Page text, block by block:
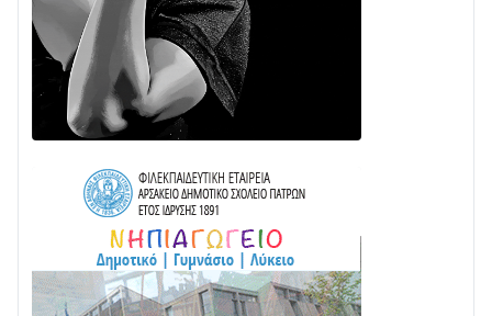
ΕΚΤΑΚΤΟ – ΝΑΥΠΑΚΤΙΑ: ΣΥΝΑΓΕΡΜΟΣ ΣΤΗΝ
ΠΥΡΟΣΒΕΣΤΙΚΗ ΓΙΑ ΦΩΤΙΑ ΣΤΟΝ ΑΓΙΟ ΗΛΙΑ ΠΡΙΝ ΤΗ
ΓΡΑΝΙΤΣΑ
24/07 • 11:03
ΤΟ ΠΑΡΤΥ ΣΥΝΕΧΙΖΕΤΑΙ…
Στο σκοτάδι μεγάλο μέρος στο Λυγιά Ναυπάκτου
04/08 • 19:47
Σε τροχιά υλοποίησης η Παράκαμψη του Κέντρου
της Ναυπάκτου
04/08 • 12:08